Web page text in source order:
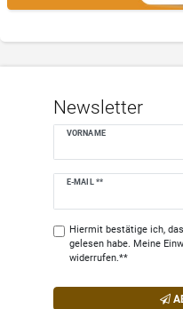
Newsletter
VORNAME
E-MAIL **
Newsletter
Hiermit bestätige ich,
gelesen habe. Meine
widerrufen.**